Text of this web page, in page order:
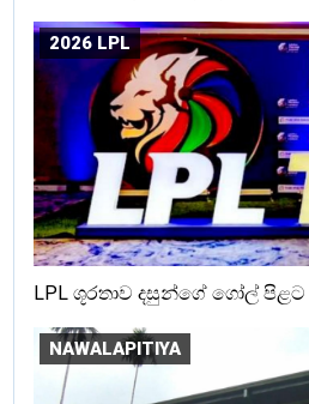
2026 LPL
LPL ශූරතාව දසුන්ගේ ගෝල් පිළට
NAWALAPITIYA